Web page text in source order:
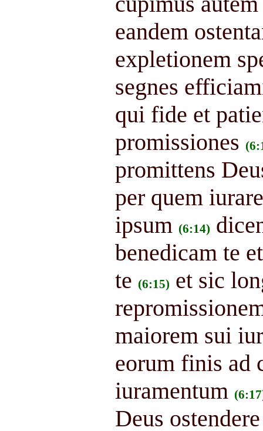
eandem
expletionem
segnes
qui fide et
promissiones
promittens
per quem
ipsum (6:14)
benedicam te
te (6:15) et sic
maiorem sui
eorum finis ad
iuramentum
Deus